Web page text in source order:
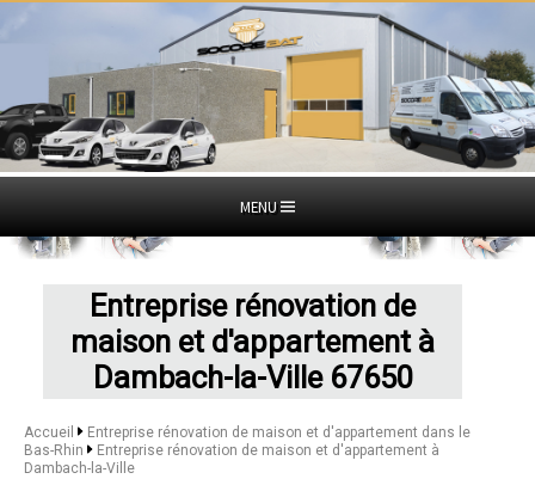
MENU
Entreprise rénovation de
maison et d'appartement à
Dambach-la-Ville 67650
Accueil
Entreprise rénovation de maison et d'appartement dans le
Bas-Rhin
Entreprise rénovation de maison et d'appartement à
Dambach-la-Ville